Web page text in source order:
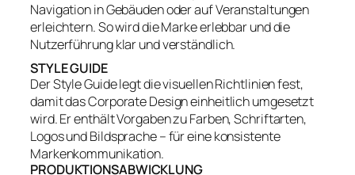
Navigation in Gebäuden oder auf Veranstaltungen
erleichtern. So wird die Marke erlebbar und die
Nutzerführung klar und verständlich.
STYLE GUIDE
Der Style Guide legt die visuellen Richtlinien fest,
damit das Corporate Design einheitlich umgesetzt
wird. Er enthält Vorgaben zu Farben, Schriftarten,
Logos und Bildsprache – für eine konsistente
Markenkommunikation.
PRODUKTIONSABWICKLUNG